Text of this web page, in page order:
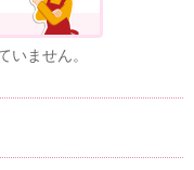
いません。